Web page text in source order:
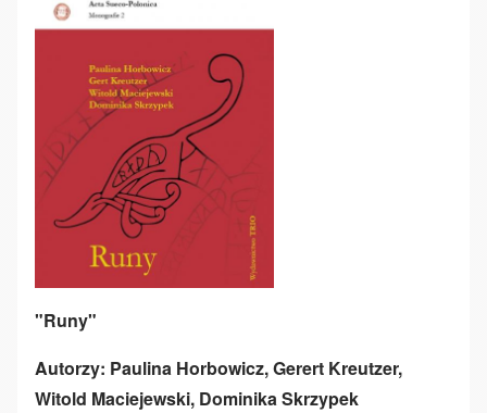
"Runy"
Autorzy: Paulina Horbowicz, Gerert Kreutzer,
Witold Maciejewski, Dominika Skrzypek